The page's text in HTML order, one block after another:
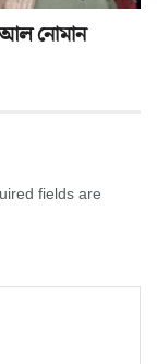
আল নোমান
fields are